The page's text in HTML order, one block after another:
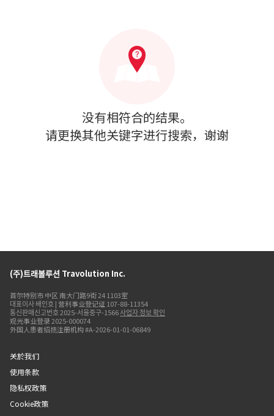
没有相符合的结果。
请更换其他关键字进行搜索，谢谢
(주)트래볼루션 Travolution Inc.
首尔特别市 中区 南大门路9街 24 1103室
대표이사 배인호 | 营利事业登记证 107-88-11354
통신판매신고번호 2025-서울중구-1566사업자 정보 확인
观光事业登录 2025-000074
外国人患者招揽注册机构 #A-2026-01-01-06849
关於我们
使用条款
隐私权政策
Cookie政策